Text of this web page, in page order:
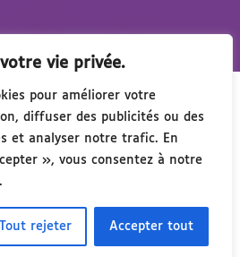
vie privée.
pour améliorer votre
diffuser des publicités ou des
et analyser notre trafic. En
», vous consentez à notre
Tout rejeter Accepter tout
du Handicap & de